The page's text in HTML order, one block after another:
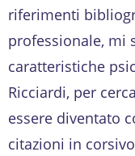
riferimenti
professionale, mi
caratteristiche
Ricciardi, per
essere diventato
citazioni in